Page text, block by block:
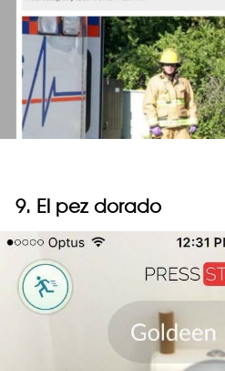
9. El pez dorado